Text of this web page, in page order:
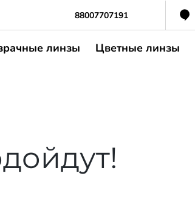
88007707191
линзы Цветные линзы